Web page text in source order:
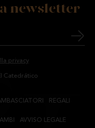
newsletter
privacy
Catedrático
REGALI
AVVISO LEGALE